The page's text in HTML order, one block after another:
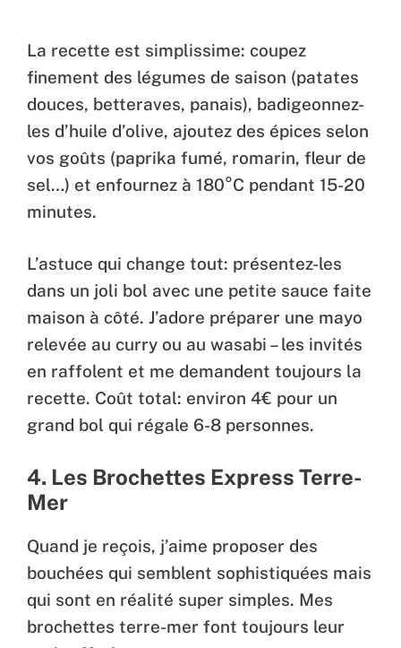
La recette est simplissime: coupez
finement des légumes de saison (patates
douces, betteraves, panais), badigeonnez-
les d’huile d’olive, ajoutez des épices selon
vos goûts (paprika fumé, romarin, fleur de
sel…) et enfournez à 180°C pendant 15-20
minutes.
L’astuce qui change tout: présentez-les
dans un joli bol avec une petite sauce faite
maison à côté. J’adore préparer une mayo
relevée au curry ou au wasabi – les invités
en raffolent et me demandent toujours la
recette. Coût total: environ 4€ pour un
grand bol qui régale 6-8 personnes.
4. Les Brochettes Express Terre-
Mer
Quand je reçois, j’aime proposer des
bouchées qui semblent sophistiquées mais
qui sont en réalité super simples. Mes
brochettes terre-mer font toujours leur